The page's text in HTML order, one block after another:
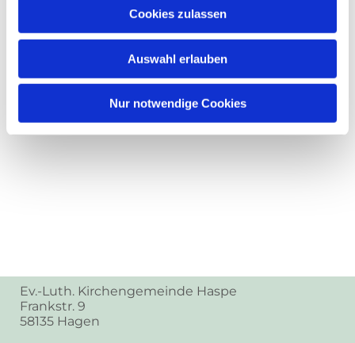
Cookies zulassen
Auswahl erlauben
Nur notwendige Cookies
Ev.-Luth. Kirchengemeinde Haspe
Frankstr. 9
58135 Hagen